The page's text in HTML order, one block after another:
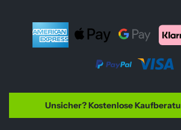
.
Unsicher? Kostenlose